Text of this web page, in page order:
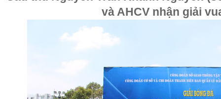
và AHCV nhận giải